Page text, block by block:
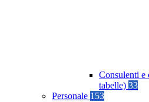
Consulenti e
tabelle) 33
Personale 153